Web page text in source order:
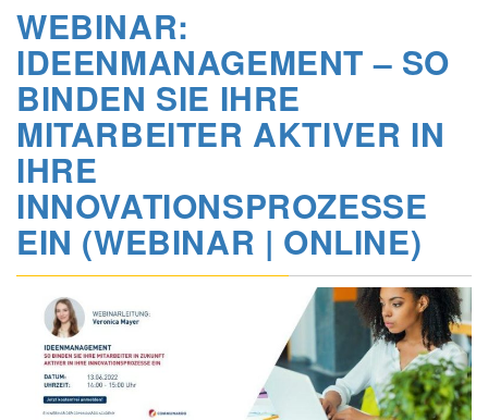
WEBINAR:
IDEENMANAGEMENT – SO
BINDEN SIE IHRE
MITARBEITER AKTIVER IN
IHRE
INNOVATIONSPROZESSE
EIN (WEBINAR | ONLINE)